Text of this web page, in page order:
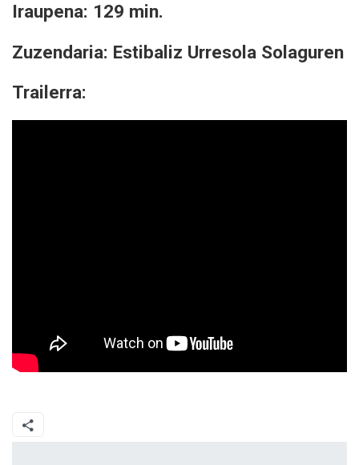
Iraupena: 129 min.
Zuzendaria: Estibaliz Urresola Solaguren
Trailerra: